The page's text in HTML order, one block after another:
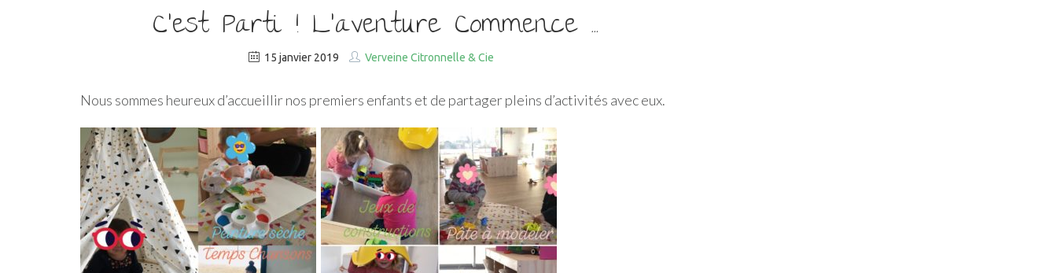
C’est Parti ! L’aventure Commence …
15 janvier 2019 Verveine Citronnelle & Cie
Nous sommes heureux d’accueillir nos premiers enfants et de partager pleins d’activités avec eux.